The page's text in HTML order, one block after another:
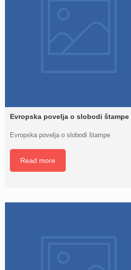
Evropska povelja o slobodi štampe
Evropska povelja o slobodi štampe
Read more